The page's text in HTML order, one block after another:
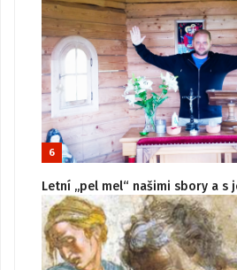
6
Letní „pel mel“ našimi sbory a s